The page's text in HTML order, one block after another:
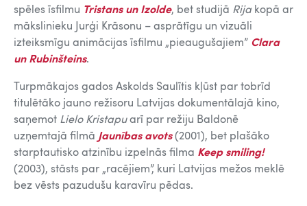
spēles īsfilmu Tristans un Izolde, bet studijā Rija kopā ar
mākslinieku Jurģi Krāsonu – asprātīgu un vizuāli
izteiksmīgu animācijas īsfilmu „pieaugušajiem” Clara
un Rubinšteins.
Turpmākajos gados Askolds Saulītis kļūst par tobrīd
titulētāko jauno režisoru Latvijas dokumentālajā kino,
saņemot Lielo Kristapuarī par režiju Baldonē
uzņemtajā filmā Jaunības avots(2001), bet plašāko
starptautisko atzinību izpelnās filma Keep smiling!
(2003), stāsts par „racējiem”, kuri Latvijas mežos meklē
bez vēsts pazudušu karavīru pēdas.